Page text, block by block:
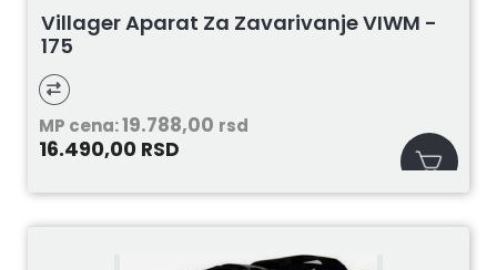
Villager Aparat Za Zavarivanje VIWM -
175
MP cena:19.788,00 rsd
16.490,00 RSD